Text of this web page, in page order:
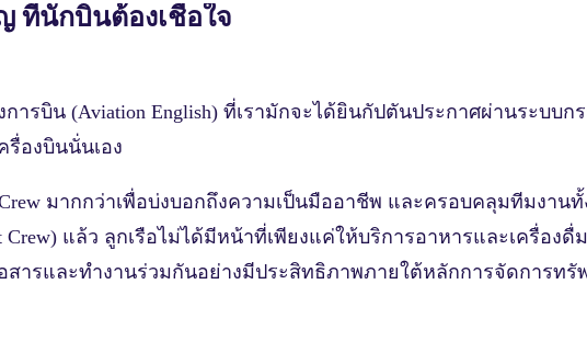
ที่นักบินต้องเชื่อใจ
รบิน (Aviation English) ที่เรามักจะได้ยินกัปตันประกาศผ่านระบบก
องบินนั่นเอง
มากกว่าเพื่อบ่งบอกถึงความเป็นมืออาชีพ และครอบคลุมทีมงา
แล้ว ลูกเรือไม่ได้มีหน้าที่เพียงแค่ให้บริการอาหารและเครื่อง
ารและทำงานร่วมกันอย่างมีประสิทธิภาพภายใต้หลักการจัดการทรั